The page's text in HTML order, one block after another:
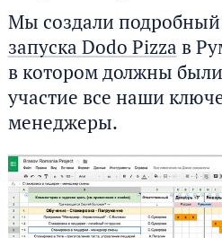
Мы создали подробный
запуска Dodo Pizza в
в котором должны
участие все наши
менеджеры.